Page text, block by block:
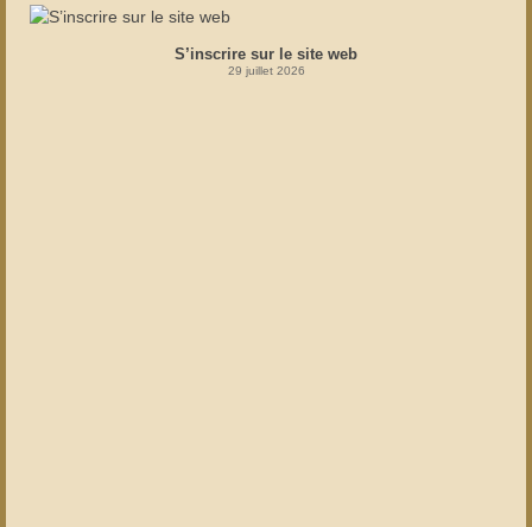
S’inscrire sur le site web
29 juillet 2026